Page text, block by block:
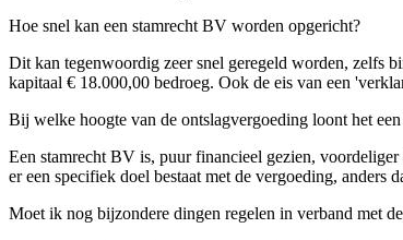
Hoe snel kan een stamrecht BV worden opgericht?
Dit kan tegenwoordig zeer snel geregeld worden, zelfs
kapitaal € 18.000,00 bedroeg. Ook de eis van een
Bij welke hoogte van de ontslagvergoeding loont het
Een stamrecht BV is, puur financieel gezien,
er een specifiek doel bestaat met de vergoeding, anders
Moet ik nog bijzondere dingen regelen in verband met